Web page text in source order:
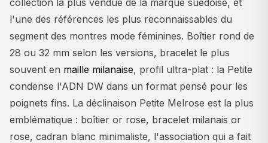
l'une des références les plus reconnaissables du
segment des montres mode féminines. Boîtier rond de
28 ou 32 mm selon les versions, bracelet le plus
souvent en maille milanaise, profil ultra-plat : la Petite
condense l'ADN DW dans un format pensé pour les
poignets fins. La déclinaison Petite Melrose est la plus
emblématique : boîtier or rose, bracelet milanais or
rose, cadran blanc minimaliste, l'association qui a fait